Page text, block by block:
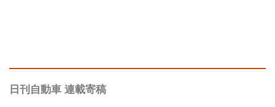
日刊自動車 連載寄稿